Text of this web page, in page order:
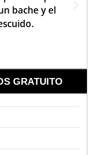
bache y el
GRATUITO